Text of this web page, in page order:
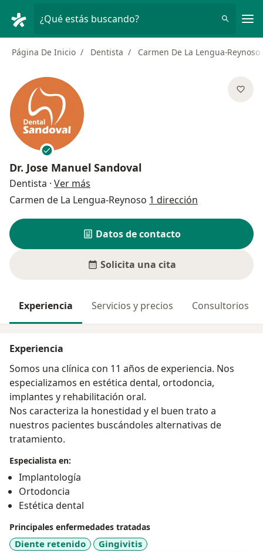
¿Qué estás buscando?
Página De Inicio Dentista Carmen De La Lengua-Reynoso
Dr. Jose Manuel Sandoval
Dentista · Ver más
Carmen de La Lengua-Reynoso 1 dirección
Datos de contacto
Solicita una cita
Experiencia Servicios y precios Consultorios
Experiencia
Somos una clínica con 11 años de experiencia. Nos
especializamos en estética dental, ortodoncia,
implantes y rehabilitación oral.
Nos caracteriza la honestidad y el buen trato a
nuestros pacientes buscándoles alternativas de
tratamiento.
Especialista en:
Implantología
Ortodoncia
Estética dental
Principales enfermedades tratadas
Diente retenido
Gingivitis